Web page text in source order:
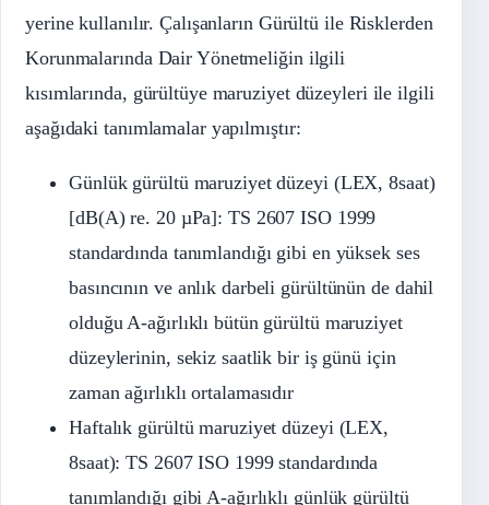
yerine kullanılır. Çalışanların Gürültü ile Risklerden
Korunmalarında Dair Yönetmeliğin ilgili
kısımlarında, gürültüye maruziyet düzeyleri ile ilgili
aşağıdaki tanımlamalar yapılmıştır:
Günlük gürültü maruziyet düzeyi (LEX, 8saat)
[dB(A) re. 20 µPa]: TS 2607 ISO 1999
standardında tanımlandığı gibi en yüksek ses
basıncının ve anlık darbeli gürültünün de dahil
olduğu A-ağırlıklı bütün gürültü maruziyet
düzeylerinin, sekiz saatlik bir iş günü için
zaman ağırlıklı ortalamasıdır
Haftalık gürültü maruziyet düzeyi (LEX,
8saat): TS 2607 ISO 1999 standardında
tanımlandığı gibi A-ağırlıklı günlük gürültü